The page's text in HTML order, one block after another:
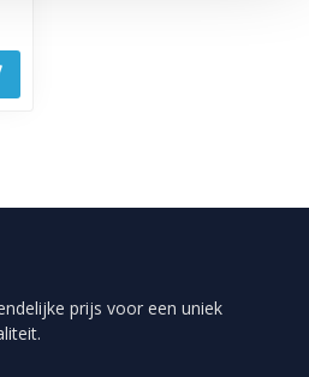
prijs voor een uniek